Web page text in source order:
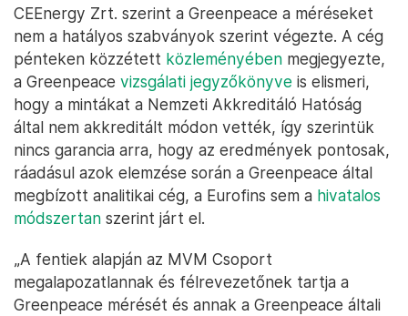
CEEnergy Zrt. szerint a Greenpeace a méréseket
nem a hatályos szabványok szerint végezte. A cég
pénteken közzétett közleményében megjegyezte,
a Greenpeace vizsgálati jegyzőkönyve is elismeri,
hogy a mintákat a Nemzeti Akkreditáló Hatóság
által nem akkreditált módon vették, így szerintük
nincs garancia arra, hogy az eredmények pontosak,
ráadásul azok elemzése során a Greenpeace által
megbízott analitikai cég, a Eurofins sem a hivatalos
módszertan szerint járt el.
„A fentiek alapján az MVM Csoport
megalapozatlannak és félrevezetőnek tartja a
Greenpeace mérését és annak a Greenpeace általi